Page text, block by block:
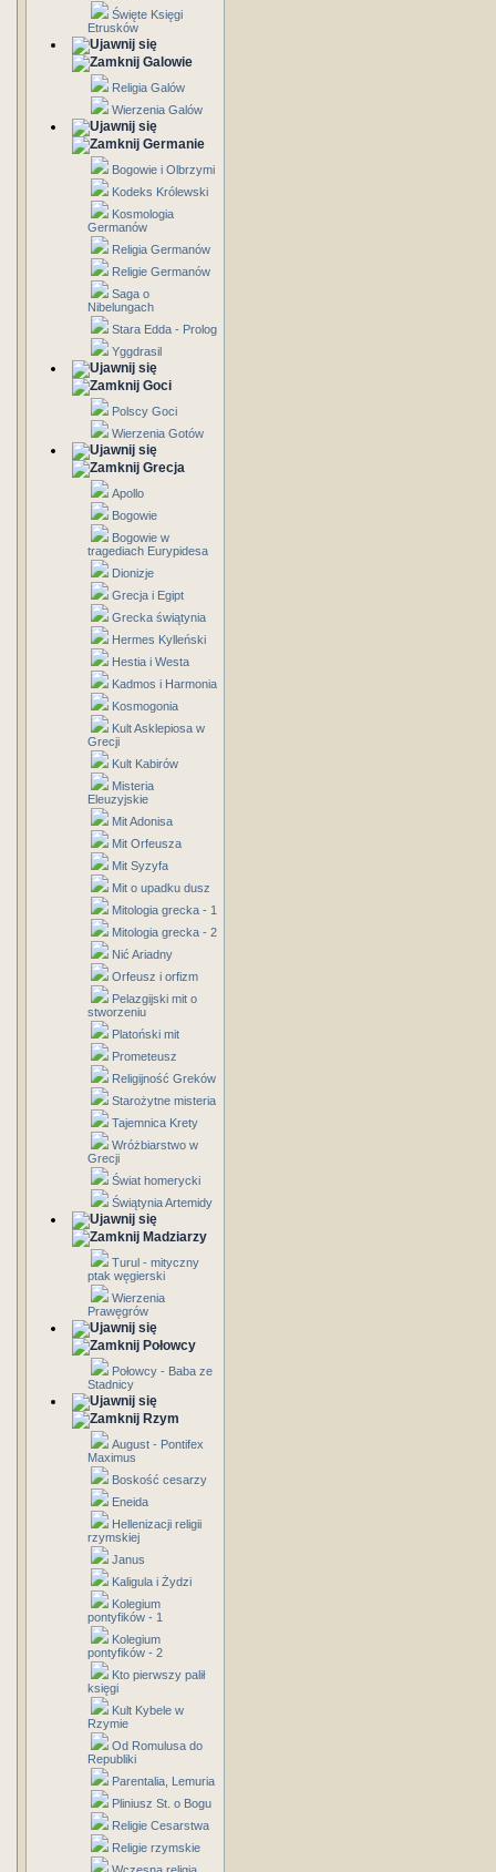
Święte Księgi
Etrusków
Galowie
Religia Galów
Wierzenia Galów
Germanie
Bogowie i Olbrzymi
Kodeks Królewski
Kosmologia
Germanów
Religia Germanów
Religie Germanów
Saga o
Nibelungach
Stara Edda - Prolog
Yggdrasil
Goci
Polscy Goci
Wierzenia Gotów
Grecja
Apollo
Bogowie
Bogowie w
tragediach Eurypidesa
Dionizje
Grecja i Egipt
Grecka świątynia
Hermes Kylleński
Hestia i Westa
Kadmos i Harmonia
Kosmogonia
Kult Asklepiosa w
Grecji
Kult Kabirów
Misteria
Eleuzyjskie
Mit Adonisa
Mit Orfeusza
Mit Syzyfa
Mit o upadku dusz
Mitologia grecka - 1
Mitologia grecka - 2
Nić Ariadny
Orfeusz i orfizm
Pelazgijski mit o
stworzeniu
Platoński mit
Prometeusz
Religijność Greków
Starożytne misteria
Tajemnica Krety
Wróżbiarstwo w
Grecji
Świat homerycki
Świątynia Artemidy
Madziarzy
Turul - mityczny
ptak węgierski
Wierzenia
Prawęgrów
Połowcy
Połowcy - Baba ze
Stadnicy
Rzym
August - Pontifex
Maximus
Boskość cesarzy
Eneida
Hellenizacji religii
rzymskiej
Janus
Kaligula i Żydzi
Kolegium
pontyfików - 1
Kolegium
pontyfików - 2
Kto pierwszy palił
księgi
Kult Kybele w
Rzymie
Od Romulusa do
Republiki
Parentalia, Lemuria
Pliniusz St. o Bogu
Religie Cesarstwa
Religie rzymskie